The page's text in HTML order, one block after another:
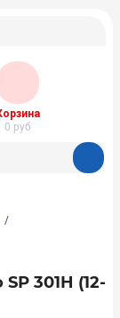
0 руб
301H (12-